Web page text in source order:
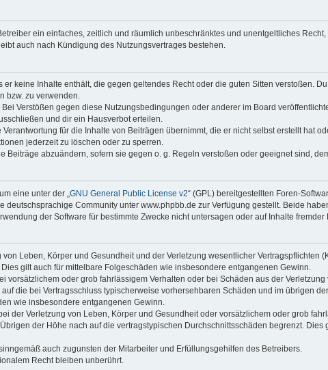
ein einfaches, zeitlich und räumlich unbeschränktes und unentgeltliches
auch nach Kündigung des Nutzungsvertrages bestehen.
er keine Inhalte enthält, die gegen geltendes Recht oder die guten Sitten verstoßen.
bzw. zu verwenden.
Verstößen gegen diese Nutzungsbedingungen oder anderer im Board
und dir ein Hausverbot erteilen.
für die Inhalte von Beiträgen übernimmt, die er nicht selbst erstellt hat
jederzeit zu löschen oder zu sperren.
Beiträge abzuändern, sofern sie gegen o. g. Regeln verstoßen oder geeignet sind,
eine unter der „ GNU General Public License v2“ (GPL) bereitgestellten Foren-
Community unter www.phpbb.de zur Verfügung gestellt. Beide
der Software für bestimmte Zwecke nicht untersagen oder auf Inhalte fremder
von Leben, Körper und Gesundheit und der Verletzung wesentlicher
gilt auch für mittelbare Folgeschäden wie insbesondere entgangenen Gewinn.
vorsätzlichem oder grob fahrlässigem Verhalten oder bei Schäden aus der
die bei Vertragsschluss typischerweise vorhersehbaren Schäden und im übrigen
wie insbesondere entgangenen Gewinn.
der Verletzung von Leben, Körper und Gesundheit oder vorsätzlichem oder grob
der Höhe nach auf die vertragstypischen Durchschnittsschäden begrenzt.
auch zugunsten der Mitarbeiter und Erfüllungsgehilfen des Betreibers.
Recht bleiben unberührt.